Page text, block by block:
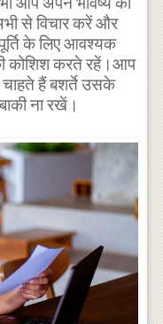
से विचार करें और
के लिए आवश्यक
कोशिश करते रहें।आप
हैं बशर्ते उसके
ना रखें।